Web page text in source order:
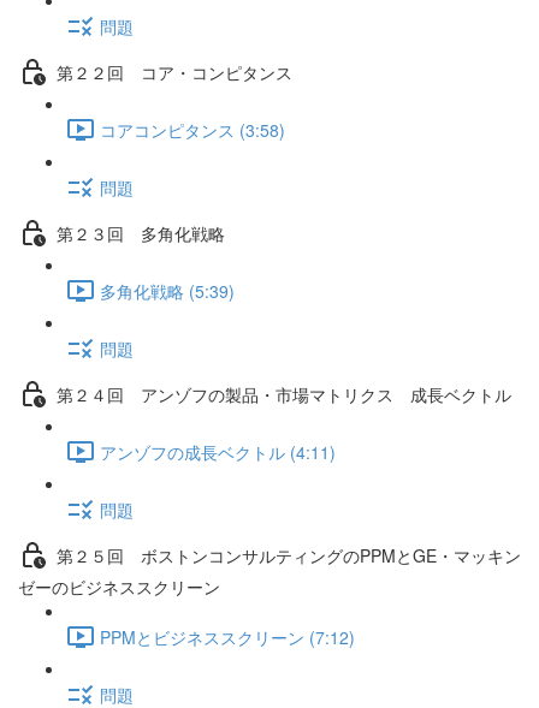
問題
第２２回 コア・コンピタンス
コアコンピタンス (3:58)
問題
第２３回 多角化戦略
多角化戦略 (5:39)
問題
第２４回 アンゾフの製品・市場マトリクス 成長ベクトル
アンゾフの成長ベクトル (4:11)
問題
第２５回 ボストンコンサルティングのPPMとGE・マッキン
ゼーのビジネススクリーン
PPMとビジネススクリーン (7:12)
問題